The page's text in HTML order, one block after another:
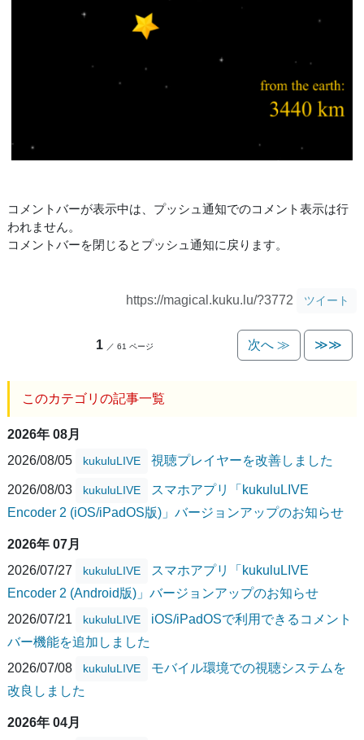
コメントバーが表示中は、プッシュ通知でのコメント表示は行
われません。
コメントバーを閉じるとプッシュ通知に戻ります。
https://magical.kuku.lu/?3772 ツイート
1 ／ 61 ページ 次へ ≫ ≫≫
このカテゴリの記事一覧
2026年 08月
2026/08/05
kukuluLIVE 視聴プレイヤーを改善しました
2026/08/03 kukuluLIVE
スマホアプリ「kukuluLIVE
Encoder 2 (iOS/iPadOS版)」バージョンアップのお知らせ
2026年 07月
2026/07/27
kukuluLIVE
スマホアプリ「kukuluLIVE
Encoder 2 (Android版)」バージョンアップのお知らせ
2026/07/21
kukuluLIVE
iOS/iPadOSで利用できるコメント
バー機能を追加しました
2026/07/08
kukuluLIVE
モバイル環境での視聴システムを
改良しました
2026年 04月